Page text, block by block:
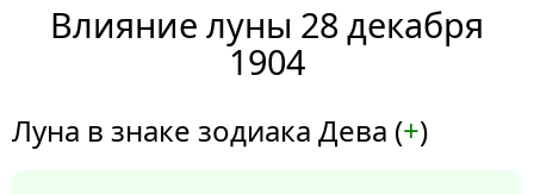
Влияние луны 28 декабря
1904
Луна в знаке зодиака Дева (+)